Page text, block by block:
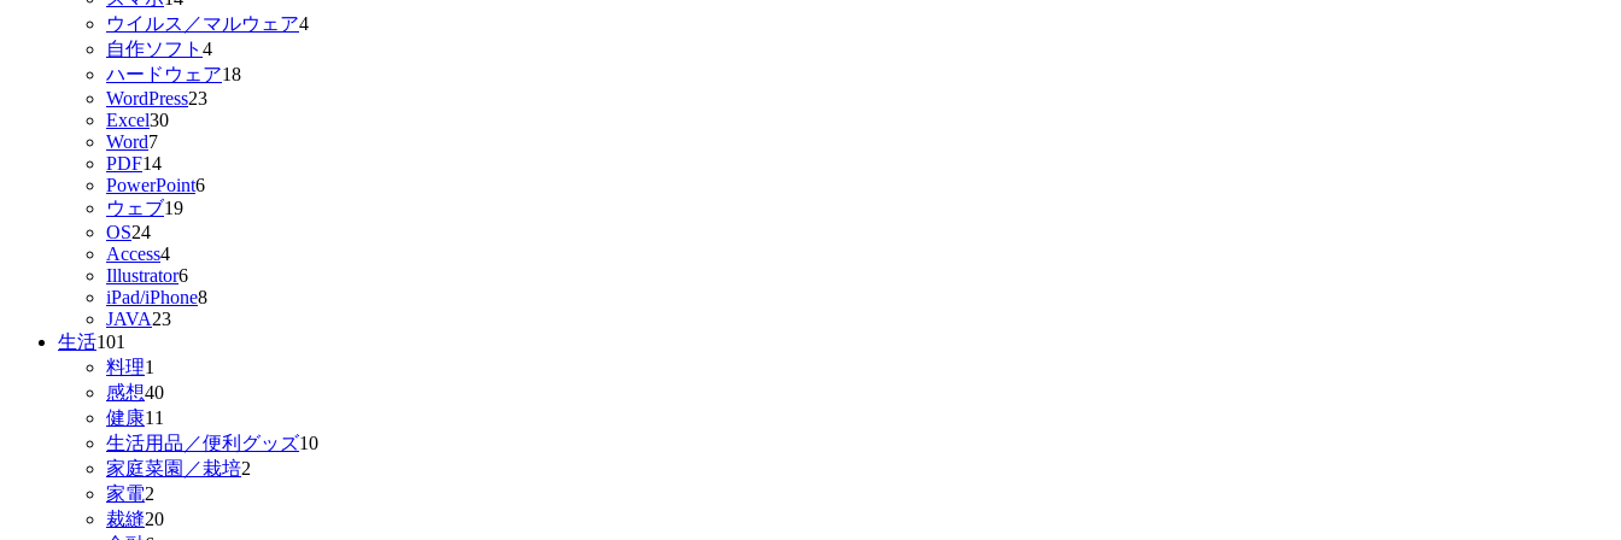
ウイルス／マルウェア4
自作ソフト 4
ハードウェア18
WordPress23
Excel30
Word7
PDF14
PowerPoint6
ウェブ19
OS24
Access4
Illustrator6
iPad/iPhone8
JAVA23
生活101
料理1
感想40
健康11
生活用品／便利グッズ10
家庭菜園／栽培2
家電2
裁縫20